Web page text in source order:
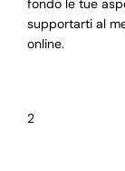
fondo le tue
supportarti al
online.
2